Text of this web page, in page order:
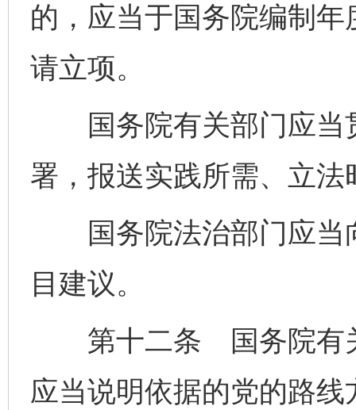
的，应当于国务院编制
请立项。
国务院有关部门应当
署，报送实践所需、立
国务院法治部门应当
目建议。
第十二条 国务院有关
应当说明依据的党的路